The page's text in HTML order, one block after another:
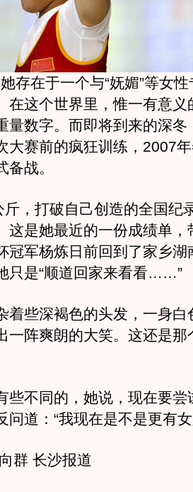
存在于一个与“妩媚”等女
在这个世界里，惟一有意义
量数字。而即将到来的深冬
大赛前的疯狂训练，2007
战。
打破自己创造的全国纪
这是她最近的一份成绩单，
冠军杨炼日前回到了家乡湖
只是“顺道回家来看看……”
些深褐色的头发，一身白
一阵爽朗的大笑。这还是那
不同的，她说，现在要尝
问道：“我现在是不是更有
长沙报道